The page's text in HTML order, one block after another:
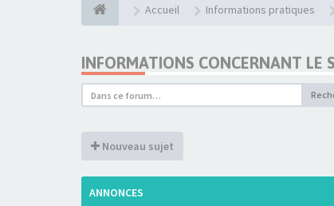
Accueil Informations pratiques
INFORMATIONS CONCERNANT LE
Nouveau sujet
ANNONCES